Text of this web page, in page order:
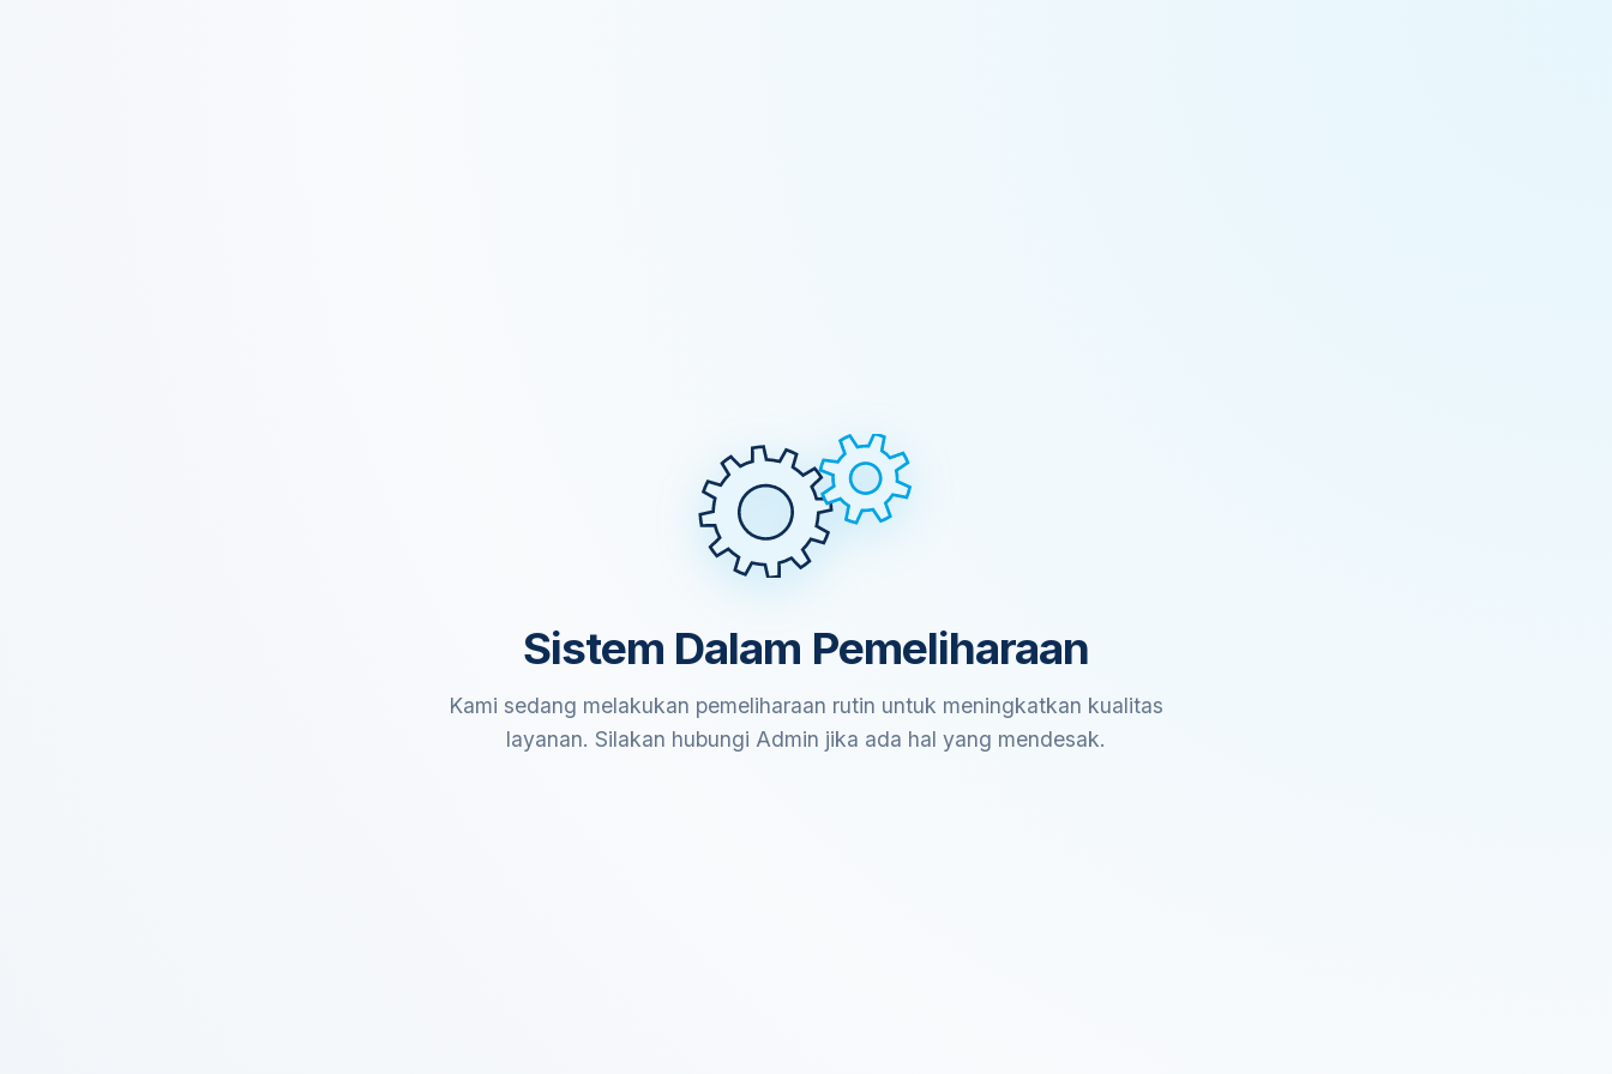
Sistem Dalam Pemeliharaan
Kami sedang melakukan pemeliharaan rutin untuk meningkatkan kualitas
layanan. Silakan hubungi Admin jika ada hal yang mendesak.